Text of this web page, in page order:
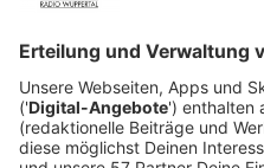
Anzeige
Zwischen den Regionen
Lippe gibt es erhebliche
ärztlichen Versorgung.